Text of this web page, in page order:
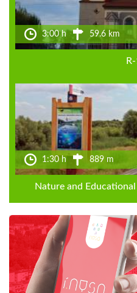
3:00 h 59.6 km
1:30 h 889 m
Nature and